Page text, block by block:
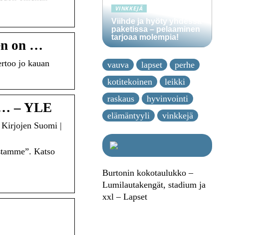
on …
jo kauan
– YLE
Suomi |
Katso
VINKKEJÄ
Viihde ja hyöty yhdessä
paketissa – pelaaminen
tarjoaa molempia!
vauva lapset
perhe
kotitekoinen
leikki
raskaus
hyvinvointi
elämäntyyli
vinkkejä
Burtonin kokotaulukko –
Lumilautakengät, stadium ja
xxl – Lapset